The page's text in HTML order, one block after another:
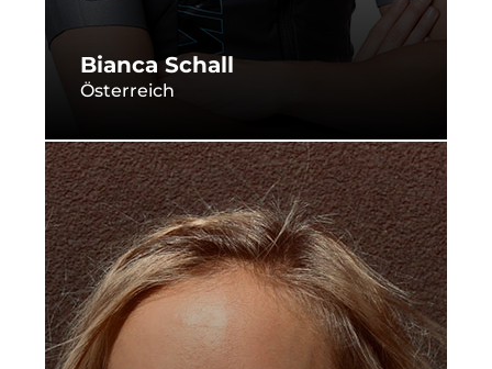
Bianca Schall
Österreich